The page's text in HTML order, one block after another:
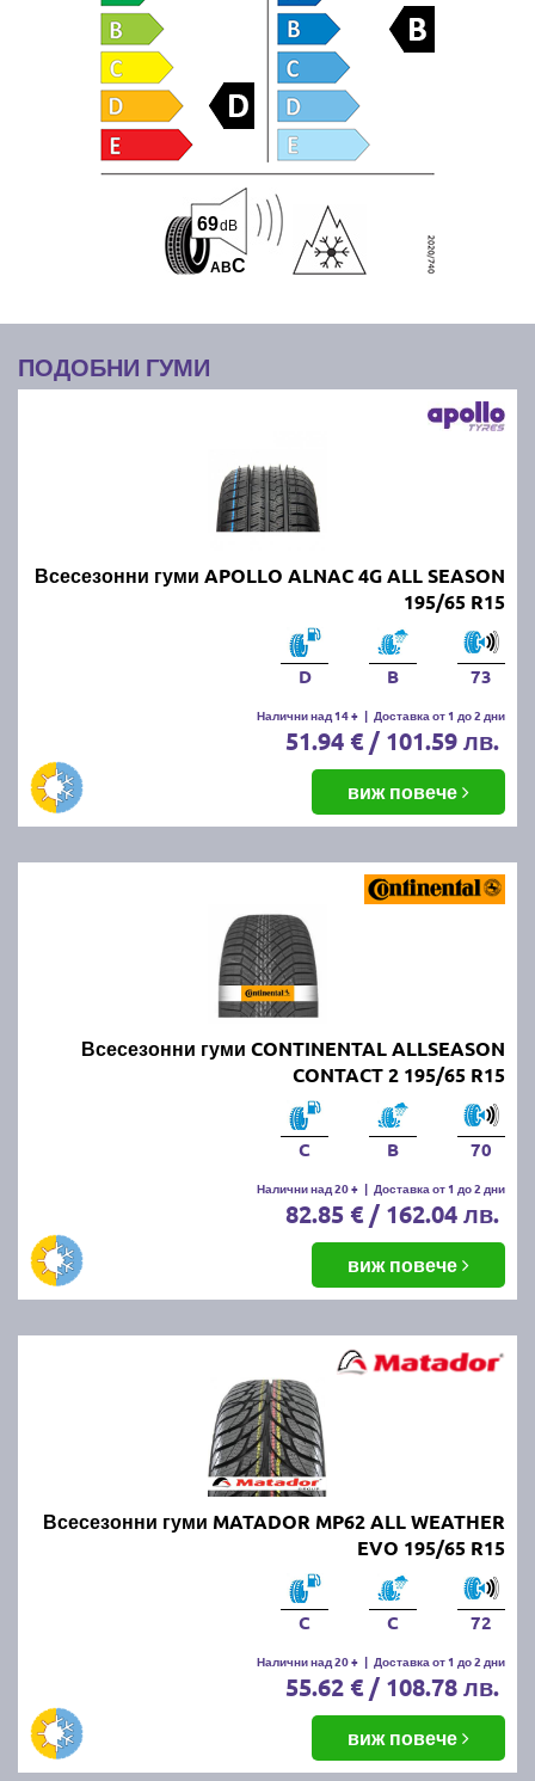
ABC
69dB
ПОДОБНИ ГУМИ
Всесезонни гуми APOLLO ALNAC 4G ALL SEASON
195/65 R15
D B 73
Налични над 14 + | Доставка от 1 до 2 дни
51.94 € / 101.59 лв.
виж повече
Всесезонни гуми CONTINENTAL ALLSEASON
CONTACT 2 195/65 R15
C B 70
Налични над 20 + | Доставка от 1 до 2 дни
82.85 € / 162.04 лв.
виж повече
Всесезонни гуми MATADOR MP62 ALL WEATHER
EVO 195/65 R15
C C 72
Налични над 20 + | Доставка от 1 до 2 дни
55.62 € / 108.78 лв.
виж повече